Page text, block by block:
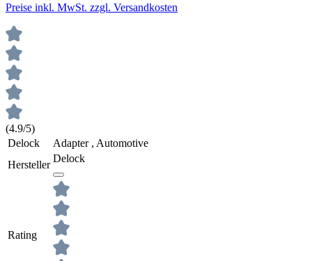
Preise inkl. MwSt. zzgl. Versandkosten
(4.9/5)
Delock
Adapter , Automotive
Hersteller
Delock
Rating